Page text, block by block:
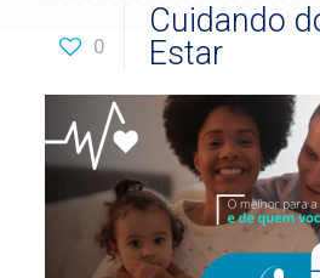
0
Cuidando
Estar